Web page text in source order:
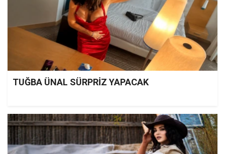
TUĞBA ÜNAL SÜRPRİZ YAPACAK